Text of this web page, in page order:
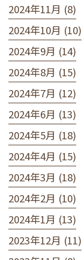
2024年11月 (8)
2024年10月 (10)
2024年9月 (14)
2024年8月 (15)
2024年7月 (12)
2024年6月 (13)
2024年5月 (18)
2024年4月 (15)
2024年3月 (18)
2024年2月 (10)
2024年1月 (13)
2023年12月 (11)